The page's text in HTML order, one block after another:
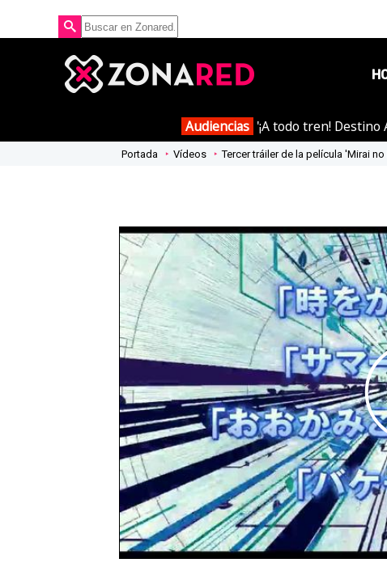
Audiencias '¡A todo tren!
Portada Vídeos Tercer tráiler de la película 'Mirai no